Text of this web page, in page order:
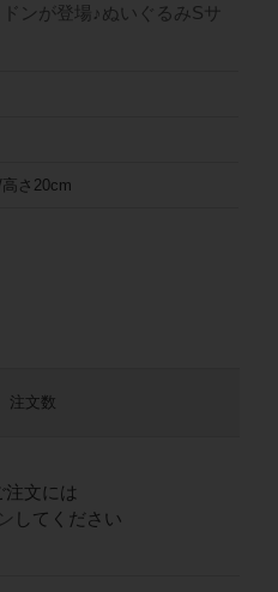
ンが登場♪ぬいぐるみSサ
さ20cm
注文数
注文には
してください